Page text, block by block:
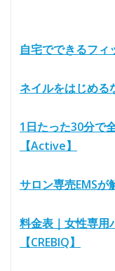
自宅でできるフィ
ネイルをはじめる
1日たった30分で
【Active】
サロン専売EMSが
料金表｜女性専用
【CREBIQ】